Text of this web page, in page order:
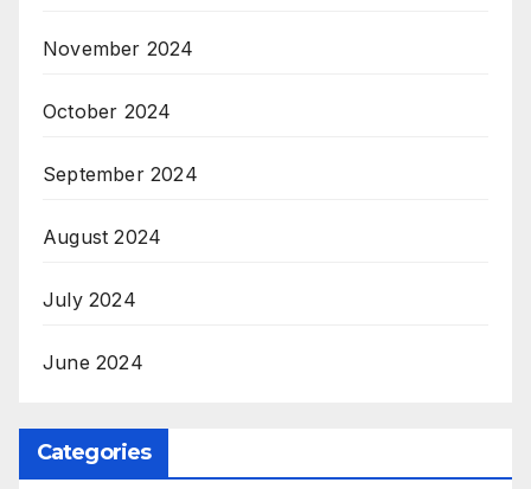
November 2024
October 2024
September 2024
August 2024
July 2024
June 2024
Categories